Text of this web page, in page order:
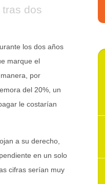
dos
los dos años
marque el
por
del 20%, un
le costarían
a su derecho,
en un solo
cifras serían muy